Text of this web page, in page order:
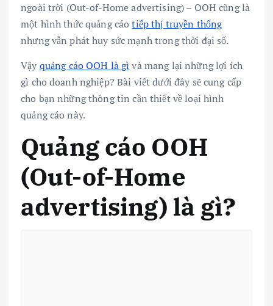
ngoài trời (Out-of-Home advertising) – OOH cũng là
một hình thức quảng cáotiếp thị truyền thống
nhưng vẫn phát huy sức mạnh trong thời đại số.
Vậy quảng cáo OOH là gì và mang lại những lợi ích
gì cho doanh nghiệp? Bài viết dưới đây sẽ cung cấp
cho bạn những thông tin cần thiết về loại hình
quảng cáo này.
Quảng cáo OOH
(Out-of-Home
advertising) là gì?